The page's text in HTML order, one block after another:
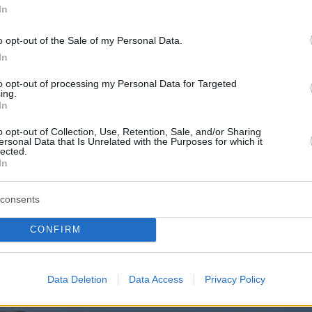
opt-out of the Sale of my Personal Data.
opt-out of processing my Personal Data for Targeted
opt-out of Collection, Use, Retention, Sale, and/or Sharing
Data that Is Unrelated with the Purposes for which it
CONFIRM
Data Deletion Data Access Privacy Policy
κατά καιρούς ένα παχύ, δύσοσμο στρώμα
ή ανοιχτόχρωμης καφέ βλέννας κατά μήκος
μετώπου της Θεσσαλονίκης.
ευτροφισμού στον Θερμαϊκό Κόλπο έχουν
από τις αρχές του έτους. Αυτή τη στιγμή
εξέλιξη επιχείρηση απομάκρυνσης του
από το αντιρρυπαντικό σκάφος «Αλκίππη»
North Aegean Slops, η οποία εξειδικεύεται